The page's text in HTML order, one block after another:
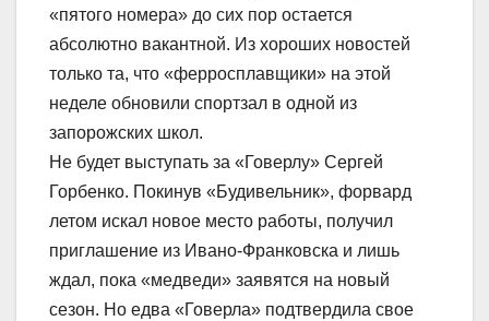
«пятого номера» до сих пор остается
абсолютно вакантной. Из хороших новостей
только та, что «ферросплавщики» на этой
неделе обновили спортзал в одной из
запорожских школ.
Не будет выступать за «Говерлу» Сергей
Горбенко. Покинув «Будивельник», форвард
летом искал новое место работы, получил
приглашение из Ивано-Франковска и лишь
ждал, пока «медведи» заявятся на новый
сезон. Но едва «Говерла» подтвердила свое